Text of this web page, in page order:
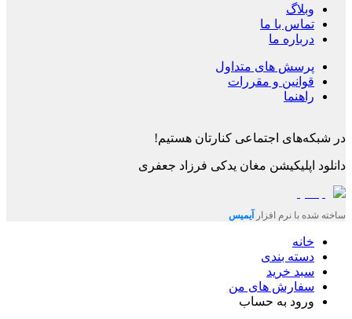
وبلاگ
تماس با ما
درباره ما
پرسش های متداول
قوانین و مقررات
راهنما
در شبکه‌های اجتماعی کنارتان هستیم!
دانلود اپلیکیشن مغان یدکی فرزاد جعفری
ساخته شده با نرم افزار آیمیس
خانه
دسته بندی
سبد خرید
سفارش های من
ورود به حساب